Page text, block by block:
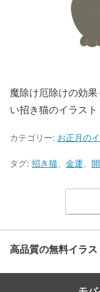
魔除け厄除けの効
い招き猫のイラスト
カテゴリー: お正月の
タグ: 招き猫 金運
高品質の無料イラ